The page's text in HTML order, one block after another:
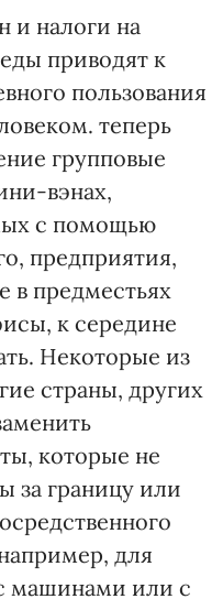
и налоги на
приводят к
пользования
теперь
групповые
вэнах,
с помощью
предприятия,
в предместьях
к середине
Некоторые из
страны, других
которые не
за границу или
для
машинами или с